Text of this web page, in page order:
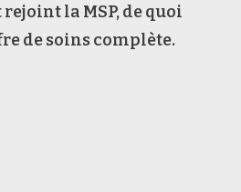
la MSP, de quoi
de soins complète.